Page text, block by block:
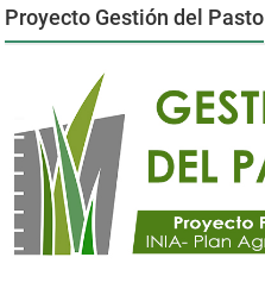
Proyecto Gestión del Pasto